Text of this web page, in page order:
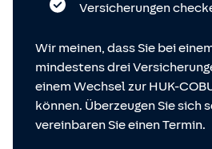
Versicherungen
Wir meinen, dass Sie bei
mindestens drei
einem Wechsel zur HUK-
können. Überzeugen Sie sich
vereinbaren Sie einen Termin.